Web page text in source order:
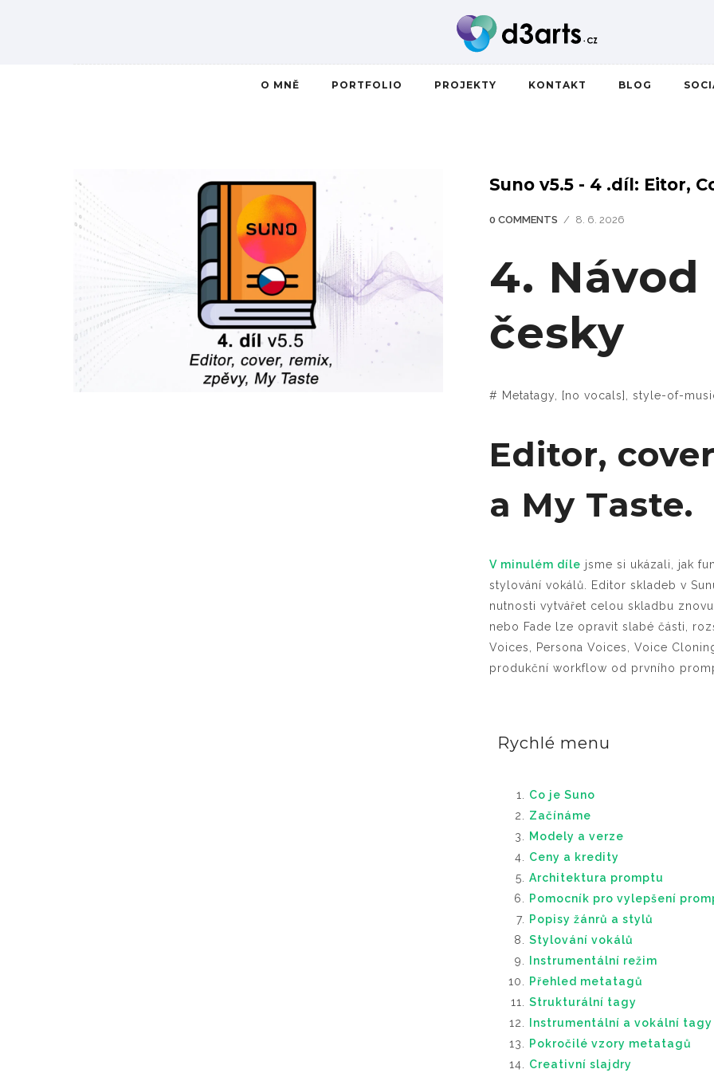
O MNĚ PORTFOLIO PROJEKTY KONTAKT BLOG
Suno v5.5 - 4 .díl: Eitor,
0 COMMENTS / 8. 6. 2026
4.
česky
# Metatagy, [no vocals], style-of-
Editor,
a My Taste.
V minulém díle jsme si ukázali, jak
stylování vokálů. Editor skladeb v
nutnosti vytvářet celou skladbu
nebo Fade lze opravit slabé části,
Voices, Persona Voices, Voice
produkční workflow od prvního
Rychlé menu
Co je Suno
Začínáme
Modely a verze
Ceny a kredity
Architektura promptu
Pomocník pro vylepšení
Popisy žánrů a stylů
Stylování vokálů
Instrumentální režim
Přehled metatagů
Strukturální tagy
Instrumentální a vokální tagy
Pokročilé vzory metatagů
Creativní slajdry